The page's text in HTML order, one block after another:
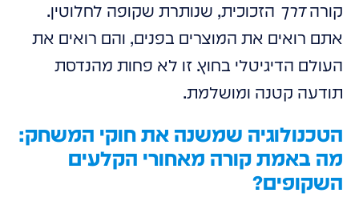
קורהדרך הזכוכית, שנותרת שקופה לחלוטין.
אתם רואים את המוצרים בפנים, והם רואים את
העולם הדיגיטלי בחוץ. זו לא פחות מהנדסת
תודעה קטנה ומושלמת.
הטכנולוגיה שמשנה את חוקי המשחק:
מה באמת קורה מאחורי הקלעים
השקופים?